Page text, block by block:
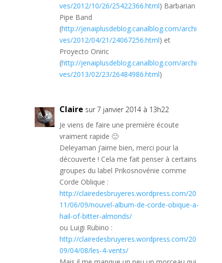
ves/2012/10/26/25422366.html) Barbarian
Pipe Band
(http://jenaiplusdeblog.canalblog.com/archi
ves/2012/04/21/24067256.html) et
Proyecto Oniric
(http://jenaiplusdeblog.canalblog.com/archi
ves/2013/02/23/26484986.html)
Claire sur 7 janvier 2014 à 13h22
Je viens de faire une première écoute
vraiment rapide 🙂
Deleyaman j’aime bien, merci pour la
découverte ! Cela me fait penser à certains
groupes du label Prikosnovénie comme
Corde Oblique :
http://clairedesbruyeres.wordpress.com/20
11/06/09/nouvel-album-de-corde-obique-a-
hail-of-bitter-almonds/
ou Luigi Rubino :
http://clairedesbruyeres.wordpress.com/20
09/04/08/les-4-vents/